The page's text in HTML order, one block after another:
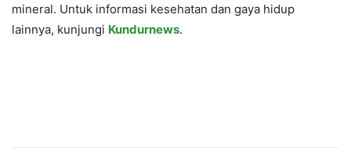
mineral. Untuk informasi kesehatan dan gaya hidup
lainnya, kunjungi Kundurnews.